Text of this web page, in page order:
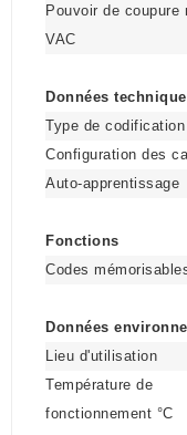
Pouvoir de coupure
VAC
Données
Type de codification
Configuration des
Auto-apprentissage
Fonctions
Codes
Données
Lieu d'utilisation
Température de
fonctionnement °C